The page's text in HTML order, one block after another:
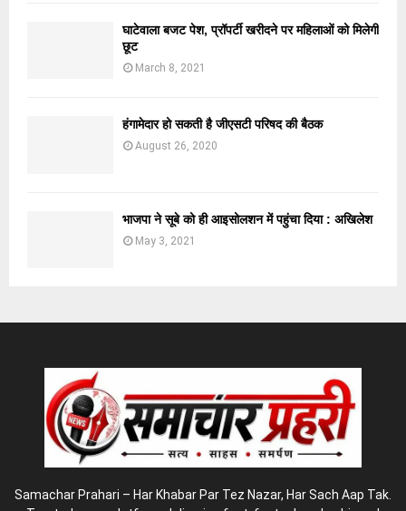
घाटेवाला बजट पेश, प्रॉपर्टी खरीदने पर महिलाओं को मिलेगी
छूट
March 8, 2021
हंगामेदार हो सकती है जीएसटी परिषद की बैठक
August 26, 2020
भाजपा ने सूबे को ही आइसोलशन में पहुंचा दिया : अखिलेश
May 3, 2021
Samachar Prahari – Har Khabar Par Tez Nazar, Har Sach Aap Tak.